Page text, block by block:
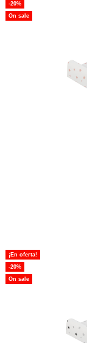
-20%
On sale
¡En oferta!
-20%
On sale